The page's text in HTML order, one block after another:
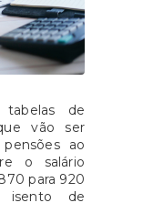
tabelas de
vão ser
ao
o salário
para 920
isento de